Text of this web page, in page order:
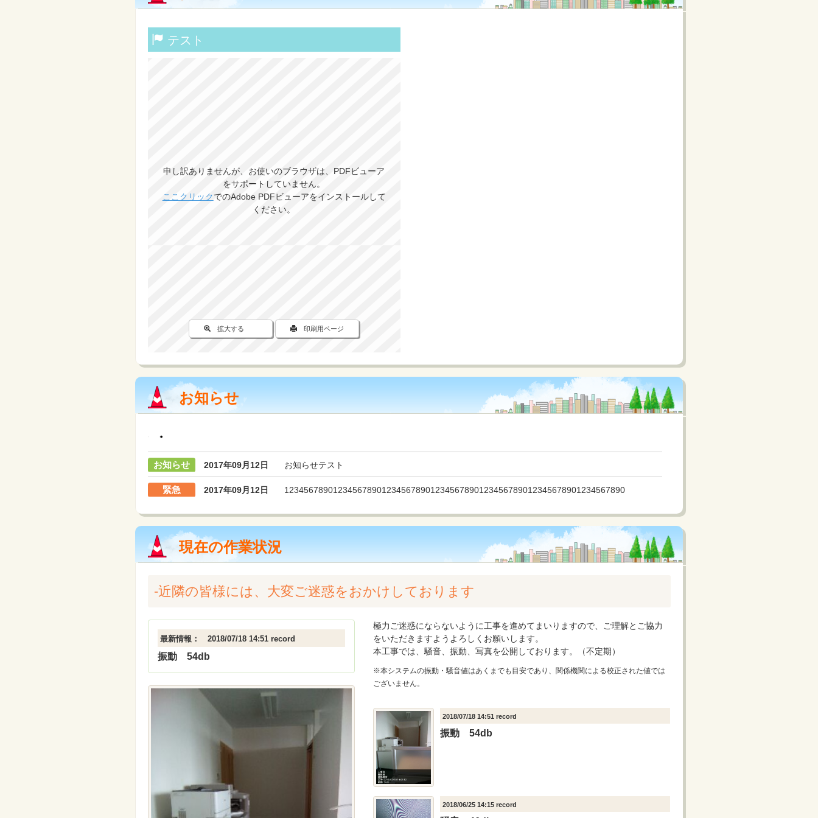
テスト
申し訳ありませんが、お使いのブラウザは、PDFビューア
をサポートしていません。
ここクリックでのAdobe PDFビューアをインストールして
ください。
拡大する 印刷用ページ
お知らせ
お知らせ 2017年09月12日 お知らせテスト
緊急 2017年09月12日 1234567890123456789012345678901234567890123456789012345678901234567890
現在の作業状況
-近隣の皆様には、大変ご迷惑をおかけしております
最新情報： 2018/07/18 14:51 record
振動 54db
極力ご迷惑にならないように工事を進めてまいりますので、ご理解とご協力
をいただきますようよろしくお願いします。
本工事では、騒音、振動、写真を公開しております。（不定期）
※本システムの振動・騒音値はあくまでも目安であり、関係機関による校正された値では
ございません。
2018/07/18 14:51 record
振動 54db
2018/06/25 14:15 record